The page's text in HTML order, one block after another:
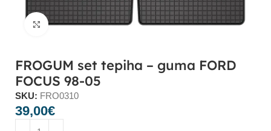
Click to enlarge
FROGUM set tepiha – guma FORD
FOCUS 98-05
SKU: FRO0310
39,00€